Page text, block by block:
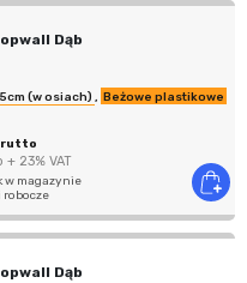
Dąb
(w osiach) , Beżowe plastikowe
+ 23% VAT
w magazynie
robocze
Dąb